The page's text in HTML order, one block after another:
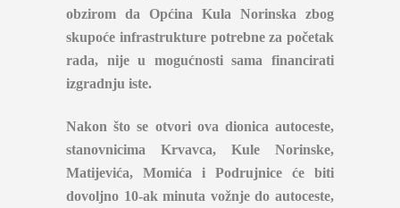
obzirom da Općina Kula Norinska zbog
skupoće infrastrukture potrebne za početak
rada, nije u mogućnosti sama financirati
izgradnju iste.
Nakon što se otvori ova dionica autoceste,
stanovnicima Krvavca, Kule Norinske,
Matijevića, Momića i Podrujnice će biti
dovoljno 10-ak minuta vožnje do autoceste,